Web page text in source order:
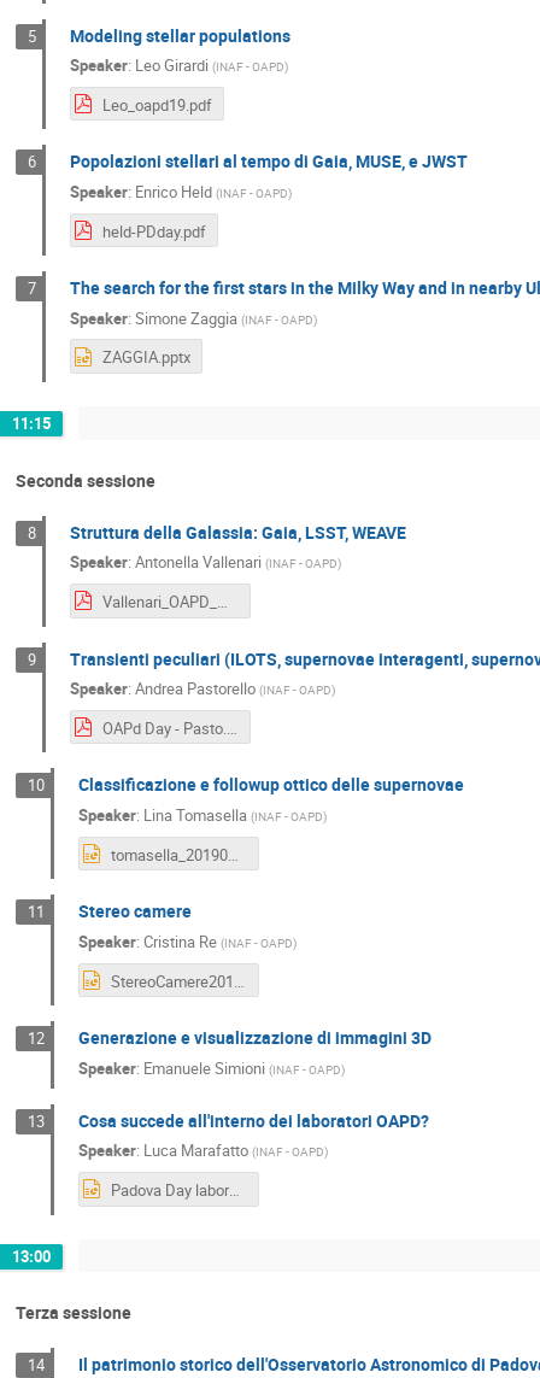
5 Modeling stellar populations
Speaker: Leo Girardi (INAF - OAPD)
Leo_oapd19.pdf
6 Popolazioni stellari al tempo di Gaia, MUSE, e JWST
Speaker: Enrico Held (INAF - OAPD)
held-PDday.pdf
7 The search for the first stars in the Milky Way and in nearby
Speaker: Simone Zaggia (INAF - OAPD)
ZAGGIA.pptx
11:15
Seconda sessione
8 Struttura della Galassia: Gaia, LSST, WEAVE
Speaker: Antonella Vallenari (INAF - OAPD)
Vallenari_OAPD_Day_2019.pdf
9 Transienti peculiari (ILOTS, supernovae interagenti,
Speaker: Andrea Pastorello (INAF - OAPD)
OAPd Day - Pasto.pdf
10 Classificazione e followup ottico delle supernovae
Speaker: Lina Tomasella (INAF - OAPD)
tomasella_20190617.pptx
11 Stereo camere
Speaker: Cristina Re (INAF - OAPD)
12 Generazione e visualizzazione di immagini 3D
Speaker: Emanuele Simioni (INAF - OAPD)
13 Cosa succede all'interno dei laboratori OAPD?
Speaker: Luca Marafatto (INAF - OAPD)
Padova Day laboratori.pptx
13:00
Terza sessione
14 Il patrimonio storico dell'Osservatorio Astronomico di